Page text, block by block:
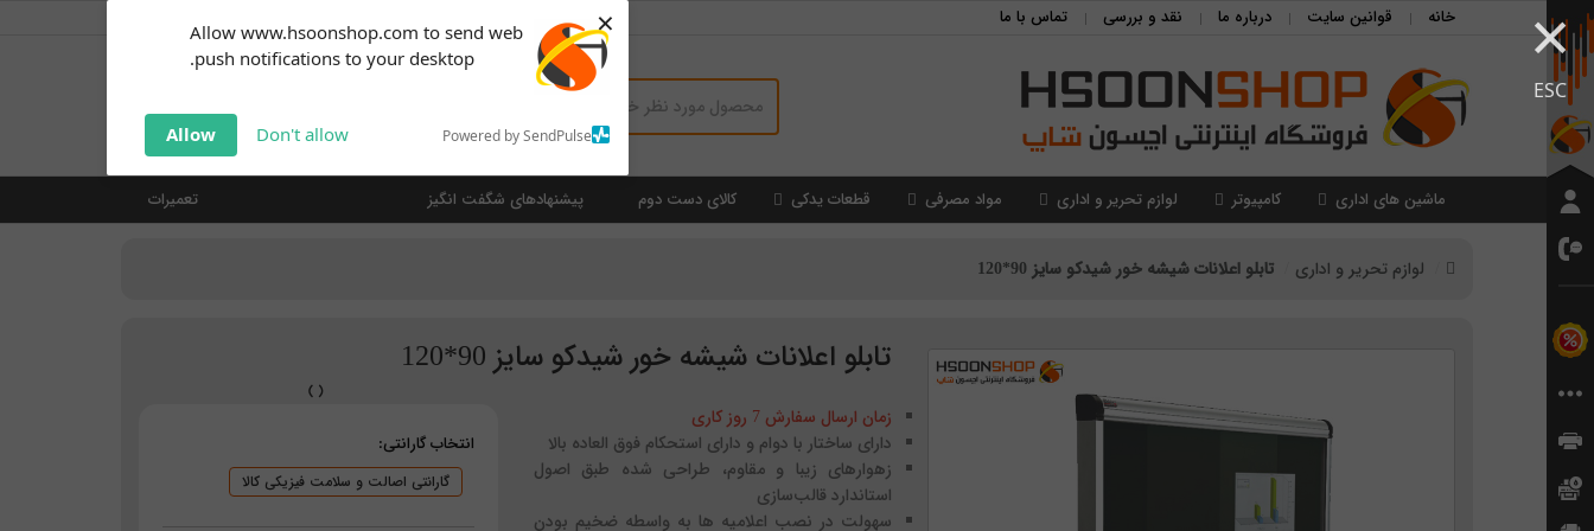
Allow www.hsoonshop.com to send web
push notifications to your desktop.
Powered by SendPulse
Don't allow
Allow
× ×
ESC
notifications!
Click the bell icon to enable
خانه قوانین سایت درباره ما نقد و بررسی تماس با ما
ماشین های اداری کامپیوتر لوازم تحریر و اداری مواد مصرفی قطعات یدکی کالای دست دوم پیشنهادهای شگفت انگیز تعمیرات
لوازم تحریر و اداری تابلو اعلانات شیشه خور شیدکو سایز 90*120
تابلو اعلانات شیشه خور شیدکو سایز 90*120
زمان ارسال سفارش 7 روز کاری
دارای ساختار با دوام و دارای استحکام فوق العاده بالا
زهوارهای زیبا و مقاوم، طراحی شده طبق اصول
استاندارد قالب‌سازی
سهولت در نصب اعلامیه ها به واسطه ضخیم بودن
انتخاب گارانتی:
گارانتی اصالت و سلامت فیزیکی کالا